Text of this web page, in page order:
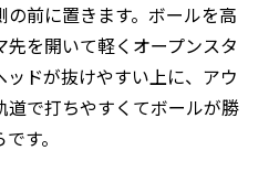
前に置きます。ボールを高
先を開いて軽くオープンスタ
ドが抜けやすい上に、アウ
道で打ちやすくてボールが勝
す。